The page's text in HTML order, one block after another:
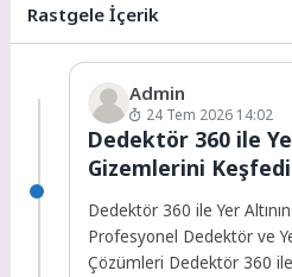
Rastgele İçerik
Admin
24 Tem 2026 14:02
Dedektör 360 ile
Gizemlerini
Dedektör 360 ile Yer
Profesyonel Dedektör ve
Çözümleri Dedektör 360 ile